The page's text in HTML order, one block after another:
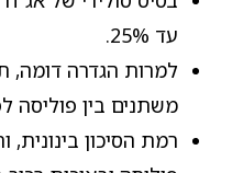
עד 25%.
למרות הגדרה דומה,
משתנים בין פוליסה
רמת הסיכון